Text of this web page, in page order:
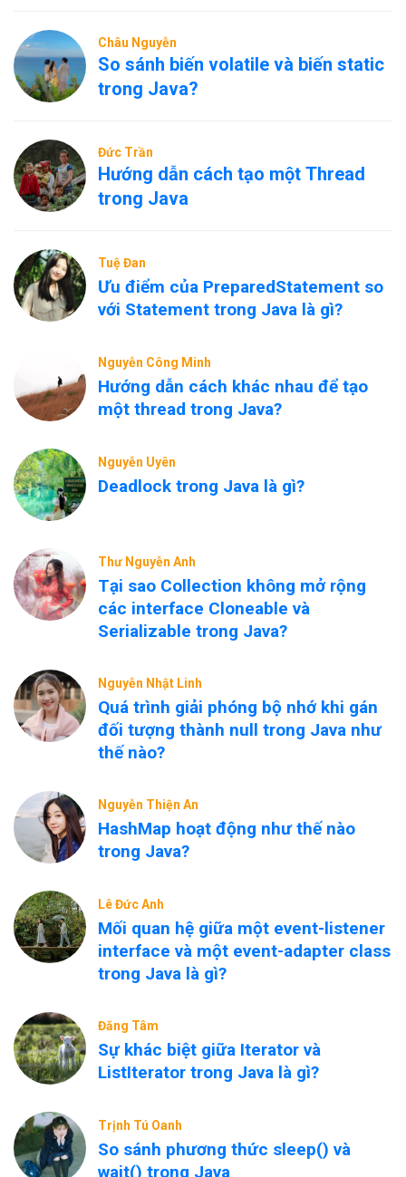
Châu Nguyễn
So sánh biến volatile và biến static
trong Java?
Đức Trần
Hướng dẫn cách tạo một Thread
trong Java
Tuệ Đan
Ưu điểm của PreparedStatement so
với Statement trong Java là gì?
Nguyễn Công Minh
Hướng dẫn cách khác nhau để tạo
một thread trong Java?
Nguyễn Uyên
Deadlock trong Java là gì?
Thư Nguyễn Anh
Tại sao Collection không mở rộng
các interface Cloneable và
Serializable trong Java?
Nguyễn Nhật Linh
Quá trình giải phóng bộ nhớ khi gán
đối tượng thành null trong Java như
thế nào?
Nguyễn Thiện An
HashMap hoạt động như thế nào
trong Java?
Lê Đức Anh
Mối quan hệ giữa một event-listener
interface và một event-adapter class
trong Java là gì?
Đăng Tâm
Sự khác biệt giữa Iterator và
ListIterator trong Java là gì?
Trịnh Tú Oanh
So sánh phương thức sleep() và
wait() trong Java